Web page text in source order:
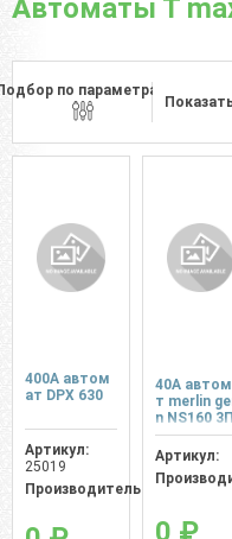
Автоматы Т
по параметрам
400A автом
ат DPX 630
Артикул:
25019
Производитель:
40A
т merlin
n NS160 3П
Артикул:
0 ₽